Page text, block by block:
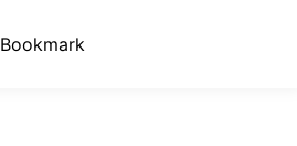
Bookmark